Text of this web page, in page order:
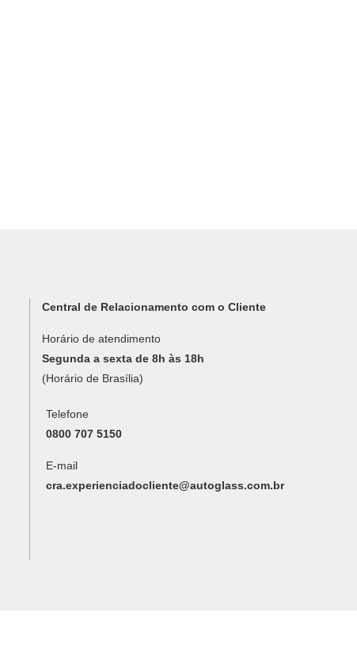
Telefone
0800 707 5150
E-mail
cra.experienciadocliente@autoglass.com.br
Central de Relacionamento com o Cliente
Horário de atendimento
Segunda a sexta de 8h às 18h
(Horário de Brasília)